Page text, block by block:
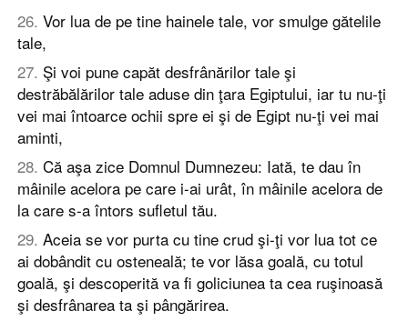
26. Vor lua de pe tine hainele tale, vor smulge gătelile
tale,
27. Şi voi pune capăt desfrânărilor tale şi
destrăbălărilor tale aduse din ţara Egiptului, iar tu nu-ţi
vei mai întoarce ochii spre ei şi de Egipt nu-ţi vei mai
aminti,
28. Că aşa zice Domnul Dumnezeu: Iată, te dau în
mâinile acelora pe care i-ai urât, în mâinile acelora de
la care s-a întors sufletul tău.
29. Aceia se vor purta cu tine crud şi-ţi vor lua tot ce
ai dobândit cu osteneală; te vor lăsa goală, cu totul
goală, şi descoperită va fi goliciunea ta cea ruşinoasă
şi desfrânarea ta şi pângărirea.